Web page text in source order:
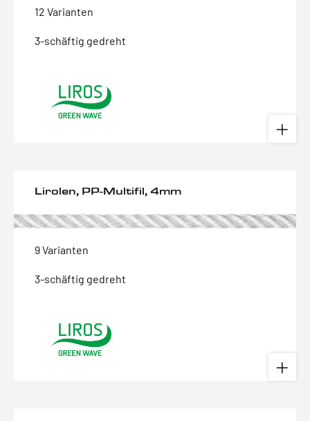
12 Varianten
3-schäftig gedreht
Lirolen, PP-Multifil, 4mm
9 Varianten
3-schäftig gedreht